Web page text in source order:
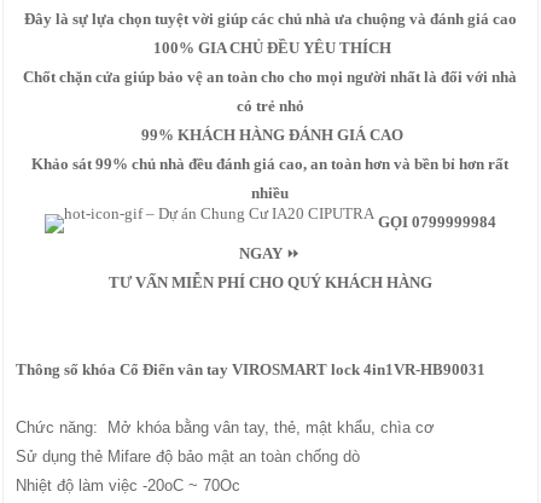
Đây là sự lựa chọn tuyệt vời giúp các chủ nhà ưa chuộng và đánh giá cao
100% GIA CHỦ ĐỀU YÊU THÍCH
Chốt chặn cửa giúp bảo vệ an toàn cho cho mọi người nhất là đối với nhà
có trẻ nhỏ
99% KHÁCH HÀNG ĐÁNH GIÁ CAO
Khảo sát 99% chủ nhà đều đánh giá cao, an toàn hơn và bền bỉ hơn rất
nhiều
GỌI 0799999984
NGAY ⏩
TƯ VẤN MIỄN PHÍ CHO QUÝ KHÁCH HÀNG
Thông số khóa Cổ Điển vân tay VIROSMART lock 4in1VR-HB90031
Chức năng: Mở khóa bằng vân tay, thẻ, mật khẩu, chìa cơ
Sử dụng thẻ Mifare độ bảo mật an toàn chống dò
Nhiệt độ làm việc -20oC ~ 70Oc